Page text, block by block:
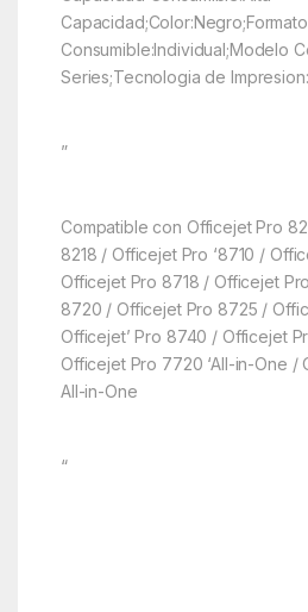
Capacidad;Color:Negro;Formato
Consumible:Individual;Modelo
Series;Tecnologia de
”
Compatible con Officejet Pro
8218 / Officejet Pro ‘8710 /
Officejet Pro 8718 / Officejet
8720 / Officejet Pro 8725 /
Officejet’ Pro 8740 / Officejet
Officejet Pro 7720 ‘All-in-One /
All-in-One
“